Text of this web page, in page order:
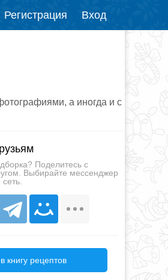
Регистрация Вход
а иногда и с
Поделитесь с
Выбирайте мессенджер
книгу рецептов